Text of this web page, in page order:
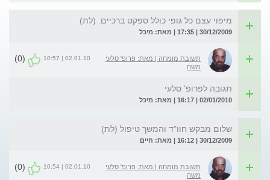
מיפוי עצם כל גופי כולל ספקט ברכיים. (לת)
30/12/2009 | 17:35 | מאת: מיכל
תשובת מומחה | מאת: פרופ' סלעי
משה
02.01.10 | 10:57
(0)
תגובה לפרופ' סלעי
02/01/2010 | 16:17 | מאת: מיכל
שלום מבקש חוו"ד והמשך טיפול (לת)
30/12/2009 | 16:12 | מאת: חיים
תשובת מומחה | מאת: פרופ' סלעי
משה
02.01.10 | 10:54
(0)